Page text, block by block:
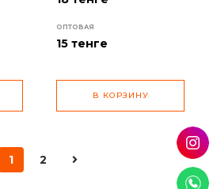
ОПТОВАЯ
15 тенге
В КОРЗИНУ
1 2